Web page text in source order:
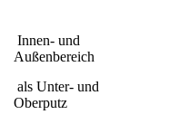
Innen- und
Außenbereich
als Unter- und
Oberputz